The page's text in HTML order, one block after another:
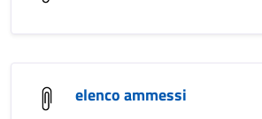
elenco ammessi